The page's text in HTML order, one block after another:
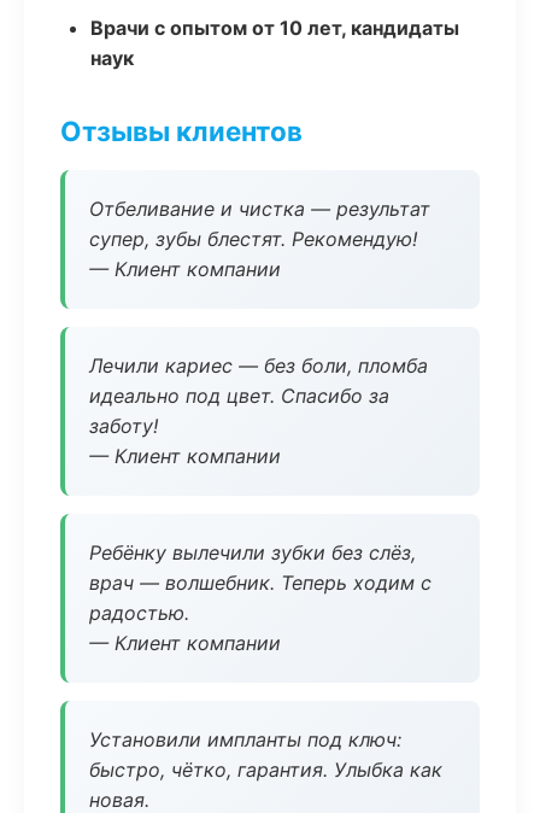
Врачи с опытом от 10 лет, кандидаты
наук
Отзывы клиентов
Отбеливание и чистка — результат
супер, зубы блестят. Рекомендую!
— Клиент компании
Лечили кариес — без боли, пломба
идеально под цвет. Спасибо за
заботу!
— Клиент компании
Ребёнку вылечили зубки без слёз,
врач — волшебник. Теперь ходим с
радостью.
— Клиент компании
Установили импланты под ключ:
быстро, чётко, гарантия. Улыбка как
новая.